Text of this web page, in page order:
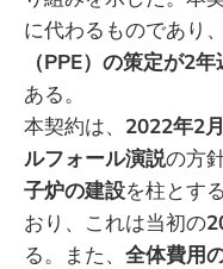
に代わるものであり
（PPE）の策定が2
ある。
本契約は、 2022年2月
ルフォール演説の方
子炉の建設を柱とする
おり、これは当初の
る。また、 全体費用